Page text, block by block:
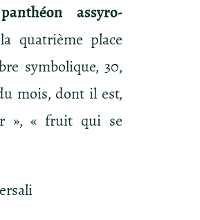
assyro-
quatrième place
symbolique, 30,
mois, dont il est,
», « fruit qui se